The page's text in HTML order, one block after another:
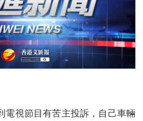
電視節目有苦主投訴，自己車輛